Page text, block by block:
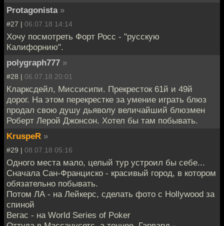
Protagonista »
#27 | 06.07.18 14:14
Хочу посмотреть Форт Росс - "русскую
Калифорнию".
polygraph777 »
#28 | 06.07.18 20:01
Кларксдейл, Миссисипи. Прекресток 61й и 49й
дорог. На этом перекрестке за умение играть блюз
продал свою душу дьяволу величайший блюзмен
Роберт Лерой Джонсон. Хотел бы там побывать.
KruspeR »
#29 | 08.07.18 05:16
Одного места мало, целый тур устроил бы себе...
Сначала Сан-Франциско - красивый город, в котором
обязательно побывать.
Потом ЛА - на Лейкерс, сделать фото с Hollywood за
спиной
Вегас - на World Series of Poker